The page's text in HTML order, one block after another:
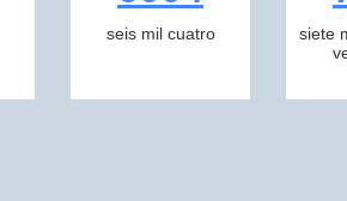
seis mil cuatro
siete